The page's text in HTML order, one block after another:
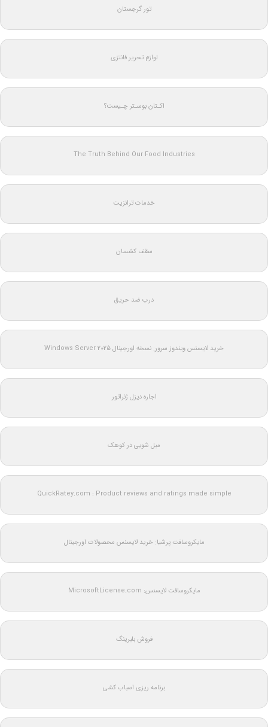
تور گرجستان
لوازم تحریر فانتزی
اکـتان بوسـتر چـیست؟
The Truth Behind Our Food Industries
خدمات ترانزیت
سقف کشسان
درب ضد حریق
خرید لایسنس ویندوز سرور: نسخه اورجینال Windows Server 2025
اجاره دیزل ژنراتور
مبل شویی در کوهک
QuickRatey.com : Product reviews and ratings made simple
مایکروسافت پرشیا: خرید لایسنس محصولات اورجینال
مایکروسافت لایسنس: MicrosoftLicense.com
فروش بلبرینگ
برنامه ریزی اسباب کشی